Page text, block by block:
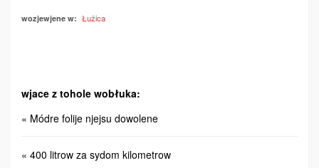
wozjewjene w: Łužica
wjace z tohole wobłuka:
« Módre folije njejsu dowolene
« 400 litrow za sydom kilometrow